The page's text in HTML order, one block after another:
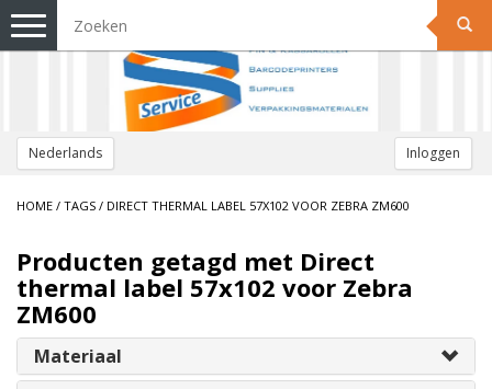
Nederlands Inloggen
Toggle
navigation
HOME / TAGS / DIRECT THERMAL LABEL 57X102 VOOR ZEBRA ZM600
Producten getagd met Direct
thermal label 57x102 voor Zebra
ZM600
Materiaal